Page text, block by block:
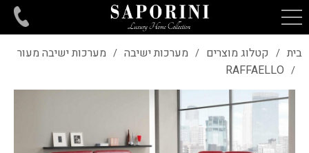
בית / קטלוג מוצרים / מערכות ישיבה / מערכות ישיבה מעור
/
RAFFAELLO